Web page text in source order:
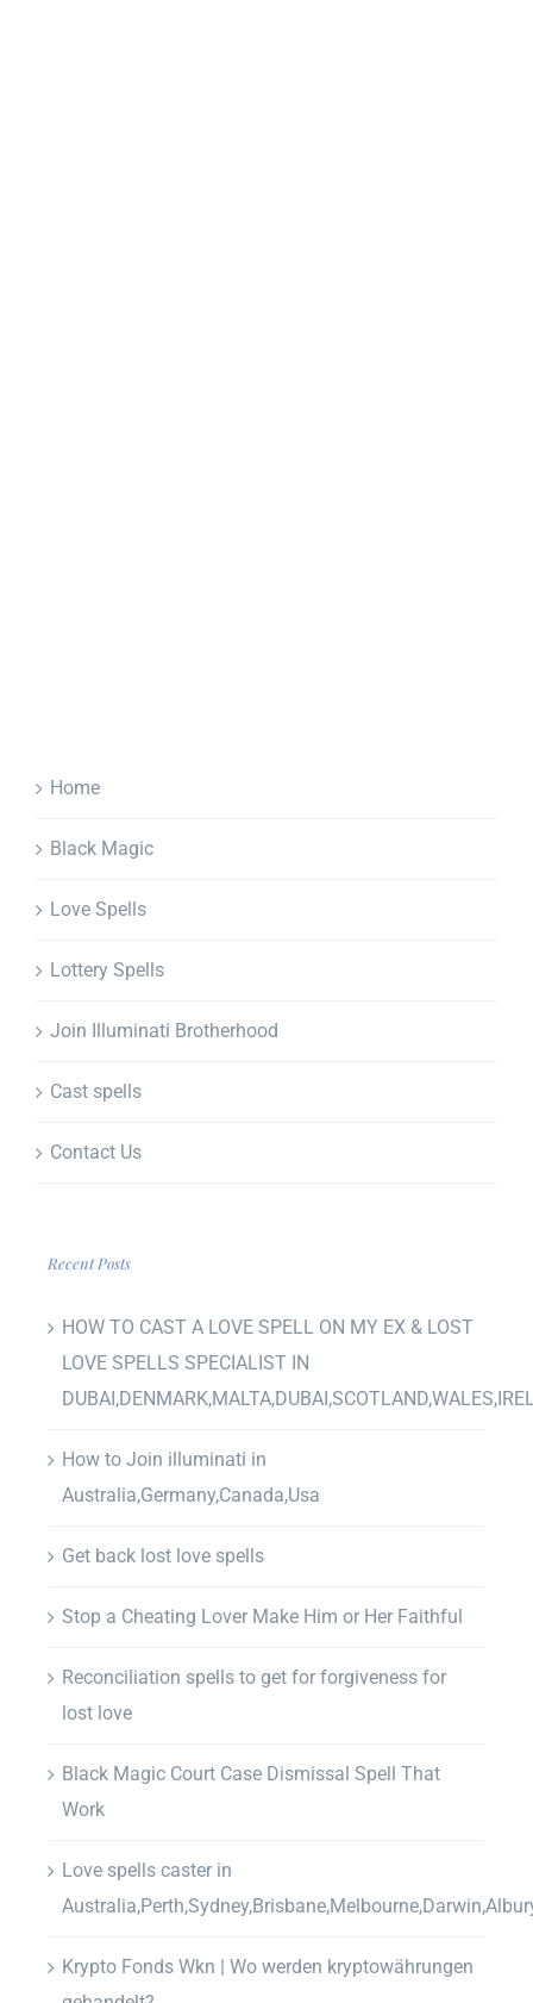
Home
Black Magic
Love Spells
Lottery Spells
Join Illuminati Brotherhood
Cast spells
Contact Us
Recent Posts
HOW TO CAST A LOVE SPELL ON MY EX & LOST
LOVE SPELLS SPECIALIST IN
How to Join illuminati in
Australia,Germany,Canada,Usa
Get back lost love spells
Stop a Cheating Lover Make Him or Her Faithful
Reconciliation spells to get for forgiveness for
lost love
Black Magic Court Case Dismissal Spell That
Work
Love spells caster in
Krypto Fonds Wkn | Wo werden kryptowährungen